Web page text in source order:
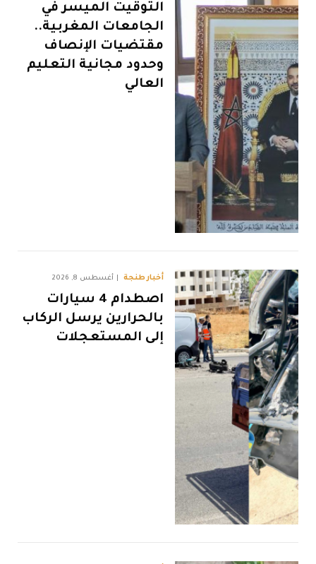
التوقيت الميسر في
الجامعات المغربية..
مقتضيات الإنصاف
وحدود مجانية التعليم
العالي
أخبار طنجة أغسطس 8, 2026
اصطدام 4 سيارات
بالحرارين يرسل الركاب
إلى المستعجلات